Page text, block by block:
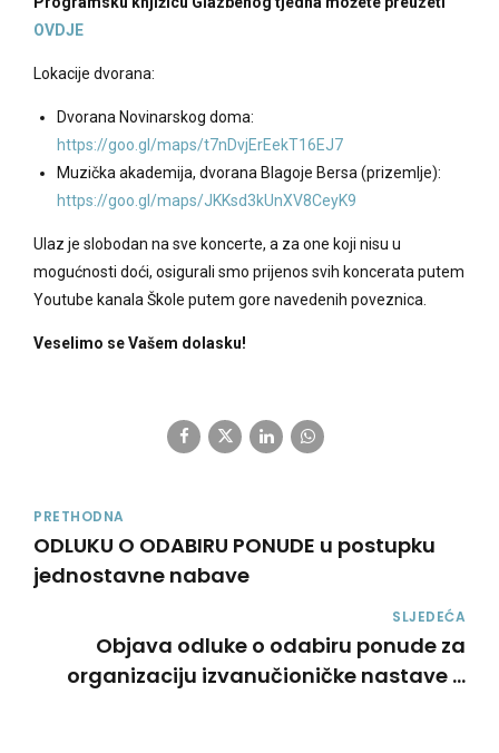
OVDJE
Lokacije dvorana:
Dvorana Novinarskog doma:
https://goo.gl/maps/t7nDvjErEekT16EJ7
Muzička akademija, dvorana Blagoje Bersa (prizemlje):
https://goo.gl/maps/JKKsd3kUnXV8CeyK9
Ulaz je slobodan na sve koncerte, a za one koji nisu u
mogućnosti doći, osigurali smo prijenos svih koncerata putem
Youtube kanala Škole putem gore navedenih poveznica.
Veselimo se Vašem dolasku!
PRETHODNA
ODLUKU O ODABIRU PONUDE u postupku
jednostavne nabave
SLJEDEĆA
Objava odluke o odabiru ponude za
organizaciju izvanučioničke nastave u